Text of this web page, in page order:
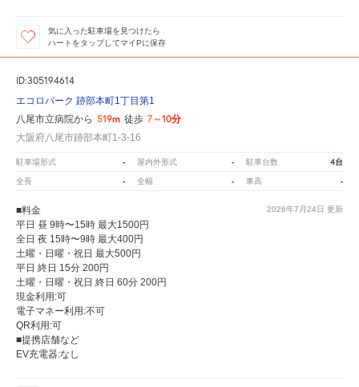
気に入った駐車場を見つけたら
ハートをタップしてマイPに保存
ID:305194614
エコロパーク 跡部本町1丁目第1
八尾市立病院から 519m 徒歩 7～10分
大阪府八尾市跡部本町1-3-16
駐車場形式 - 屋内外形式 - 駐車台数 4台
全長 - 全幅 - 車高 -
2026年7月24日 更新
■料金
平日 昼 9時〜15時 最大1500円
全日 夜 15時〜9時 最大400円
土曜・日曜・祝日 最大500円
平日 終日 15分 200円
土曜・日曜・祝日 終日 60分 200円
現金利用:可
電子マネー利用:不可
QR利用:可
■提携店舗など
EV充電器:なし